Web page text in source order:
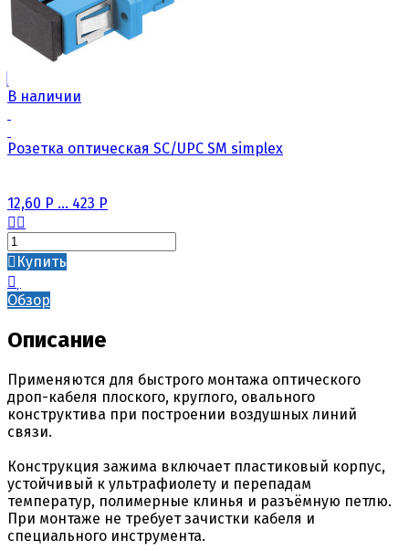
В наличии
Розетка оптическая SC/UPC SM simplex
12,60 Р ... 423 Р
Купить
Обзор
Описание
Применяются для быстрого монтажа оптического
дроп-кабеля плоского, круглого, овального
конструктива при построении воздушных линий
связи.
Конструкция зажима включает пластиковый корпус,
устойчивый к ультрафиолету и перепадам
температур, полимерные клинья и разъёмную петлю.
При монтаже не требует зачистки кабеля и
специального инструмента.